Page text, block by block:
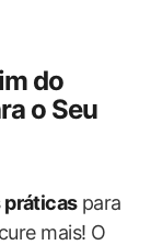
do⁢
o Seu
⁤para⁣
mais! ​O